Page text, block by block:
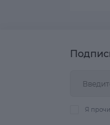
Я